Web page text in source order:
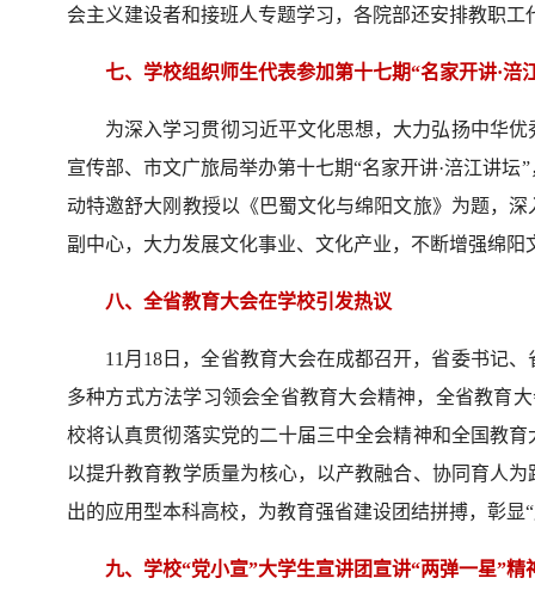
会主义建设者和接班人专题学习，各院部还安排教职工
七、学校组织师生代表参加第十七期“名家开讲·涪
为深入学习贯彻习近平文化思想，大力弘扬中华
宣传部、市文广旅局举办第十七期“名家开讲·涪江讲
动特邀舒大刚教授以《巴蜀文化与绵阳文旅》为题，
副中心，大力发展文化事业、文化产业，不断增强绵阳
八、全省教育大会在学校引发热议
11月18日，全省教育大会在成都召开，省委书记
多种方式方法学习领会全省教育大会精神，全省教育
校将认真贯彻落实党的二十届三中全会精神和全国教
以提升教育教学质量为核心，以产教融合、协同育人
出的应用型本科高校，为教育强省建设团结拼搏，彰显
九、学校“党小宣”大学生宣讲团宣讲“两弹一星”精